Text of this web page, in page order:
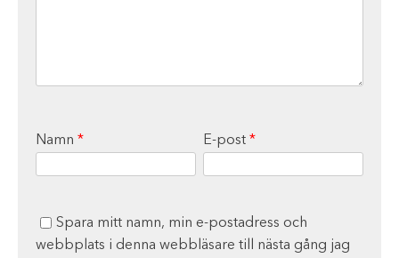
Namn * E-post *
Spara mitt namn, min e-postadress och
webbplats i denna webbläsare till nästa gång jag